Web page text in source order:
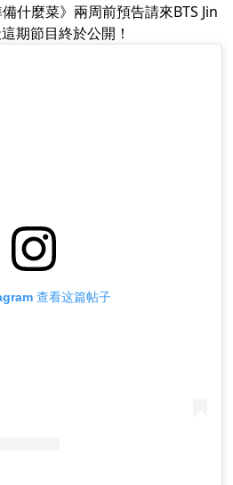
什麼菜》兩周前預告請來BTS Jin
期節目終於公開！
查看这篇帖子